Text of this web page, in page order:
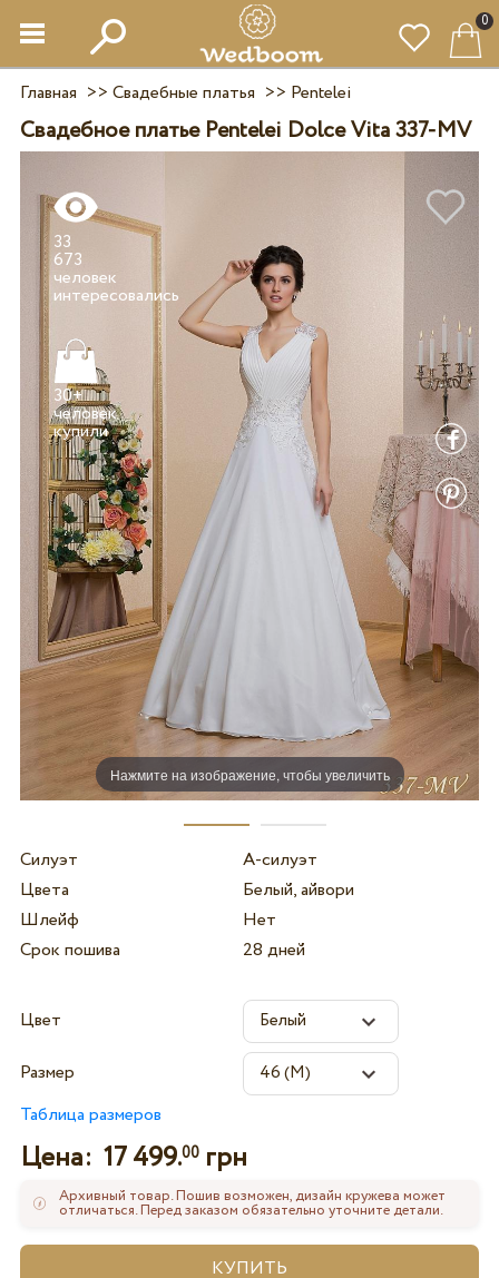
0
Главная >> Свадебные платья >> Pentelei
Свадебное платье Pentelei Dolce Vita 337-MV
Нажмите на изображение, чтобы увеличить
33
673
человек
30+
человек
купили
Силуэт
А-силуэт
Цвета
Белый, айвори
Шлейф
Нет
Срок пошива
28 дней
Цвет
Размер
Таблица размеров
Цена: 17 499.00грн
Архивный товар. Пошив возможен, дизайн кружева может
отличаться. Перед заказом обязательно уточните детали.